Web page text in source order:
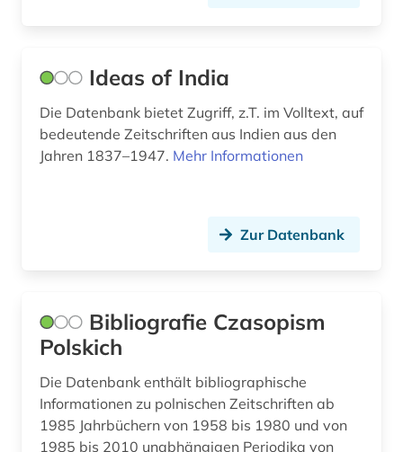
mathematik (3)
meereskunde (1)
mla international bibliography of books and
articles on the modern languages and literatures
(1)
modellierung (1)
moldawien (1)
Ideas of India
Die Datenbank bietet Zugriff, z.T. im Volltext, auf
bedeutende Zeitschriften aus Indien aus den
Jahren 1837–1947. Mehr Informationen
Zur Datenbank
Bibliografie Czasopism
Polskich
Die Datenbank enthält bibliographische
Informationen zu polnischen Zeitschriften ab
1985 Jahrbüchern von 1958 bis 1980 und von
1985 bis 2010 unabhängigen Periodika von